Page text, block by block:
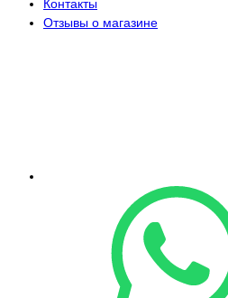
Контакты
Отзывы о магазине